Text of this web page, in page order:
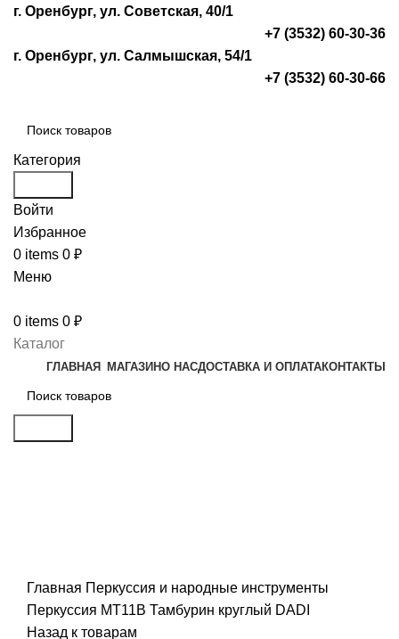
г. Оренбург, ул. Советская, 40/1
+7 (3532) 60-30-36
г. Оренбург, ул. Салмышская, 54/1
+7 (3532) 60-30-66
Категория
Войти
Избранное
0 items 0 ₽
Меню
0 items 0 ₽
Каталог
ГЛАВНАЯ МАГАЗИНО НАСДОСТАВКА И ОПЛАТАКОНТАКТЫ
Главная Перкуссия и народные инструменты
Перкуссия MT11B Тамбурин круглый DADI
Назад к товарам